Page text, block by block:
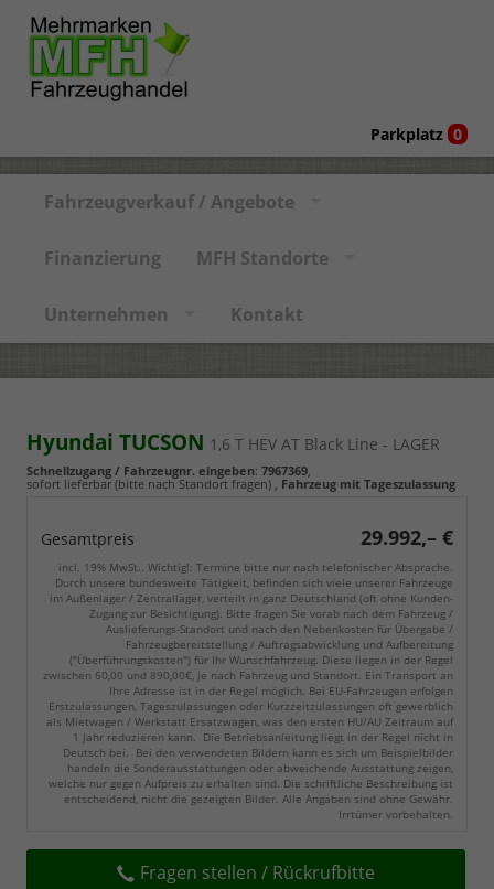
Parkplatz 0
Fahrzeugverkauf / Angebote
Finanzierung MFH Standorte
Unternehmen Kontakt
Hyundai TUCSON 1,6 T HEV AT Black Line - LAGER
Schnellzugang / Fahrzeugnr. eingeben: 7967369
sofort lieferbar (bitte nach Standort fragen)
Fahrzeug mit Tageszulassung
Gesamtpreis 29.992,– €
incl. 19% MwSt.. Wichtig!: Termine bitte nur nach telefonischer Absprache.
Durch unsere bundesweite Tätigkeit, befinden sich viele unserer Fahrzeuge
im Außenlager / Zentrallager, verteilt in ganz Deutschland (oft ohne Kunden-
Zugang zur Besichtigung). Bitte fragen Sie vorab nach dem Fahrzeug /
Auslieferungs-Standort und nach den Nebenkosten für Übergabe /
Fahrzeugbereitstellung / Auftragsabwicklung und Aufbereitung
("Überführungskosten") für Ihr Wunschfahrzeug. Diese liegen in der Regel
zwischen 60,00 und 890,00€, je nach Fahrzeug und Standort. Ein Transport an
Ihre Adresse ist in der Regel möglich. Bei EU-Fahrzeugen erfolgen
Erstzulassungen, Tageszulassungen oder Kurzzeitzulassungen oft gewerblich
als Mietwagen / Werkstatt Ersatzwagen, was den ersten HU/AU Zeitraum auf
1 Jahr reduzieren kann. Die Betriebsanleitung liegt in der Regel nicht in
Deutsch bei. Bei den verwendeten Bildern kann es sich um Beispielbilder
handeln die Sonderausstattungen oder abweichende Ausstattung zeigen,
welche nur gegen Aufpreis zu erhalten sind. Die schriftliche Beschreibung ist
entscheidend, nicht die gezeigten Bilder. Alle Angaben sind ohne Gewähr.
Irrtümer vorbehalten.
Fragen stellen / Rückrufbitte